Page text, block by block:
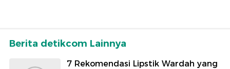
Berita detikcom Lainnya
7 Rekomendasi Lipstik Wardah yang